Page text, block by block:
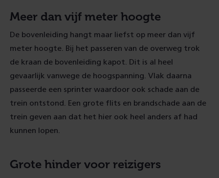
Meer dan vijf meter hoogte
De bovenleiding hangt maar liefst op meer dan vijf
meter hoogte. Bij het passeren van de overweg trok
de kraan de bovenleiding kapot. Dit is al heel
gevaarlijk vanwege de hoogspanning. Vlak daarna
passeerde een sprinter waardoor ook schade aan de
trein ontstond. Een grote flits en brandschade aan de
trein geven aan dat het hier ook heel anders af had
kunnen lopen.
Grote hinder voor reizigers